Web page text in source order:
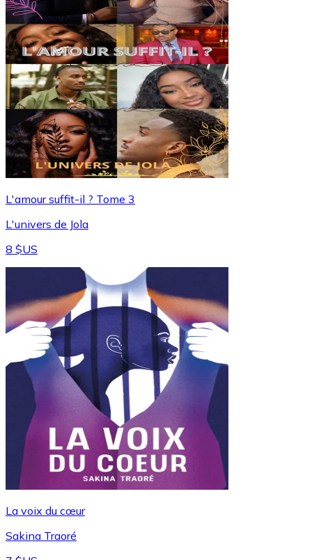
L'amour suffit-il ? Tome 3
L'univers de Jola
8 $US
La voix du cœur
Sakina Traoré